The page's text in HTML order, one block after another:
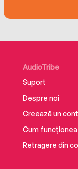
AudioTribe
Suport
Despre noi
Creează un cont
Cum
Retragere din